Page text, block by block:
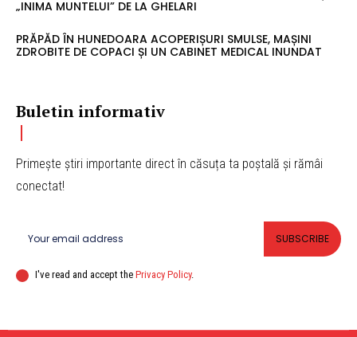
„INIMA MUNTELUI” DE LA GHELARI
PRĂPĂD ÎN HUNEDOARA ACOPERIȘURI SMULSE, MAȘINI
ZDROBITE DE COPACI ȘI UN CABINET MEDICAL INUNDAT
Buletin informativ
Primește știri importante direct în căsuța ta poștală și rămâi
conectat!
SUBSCRIBE
I've read and accept the Privacy Policy.